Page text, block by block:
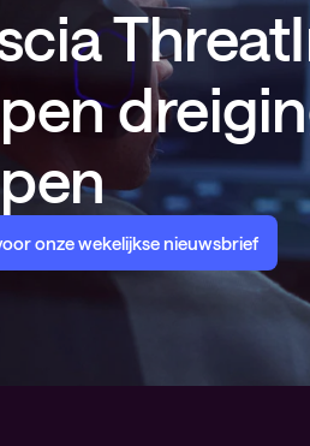
onze wekelijkse nieuwsbrief